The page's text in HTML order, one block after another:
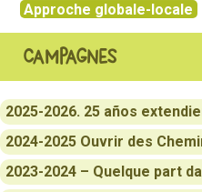
Approche globale-locale
Campagnes
2025-2026. 25 años
2024-2025 Ouvrir des
2023-2024 – Quelque part